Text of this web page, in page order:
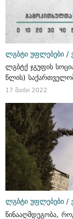
ლგბტი უფლებები /
ლგბტქ ჯგუფის
წლის)
17 მაისი 2022
ლგბტი უფლებები /
წინააღმდეგობა,